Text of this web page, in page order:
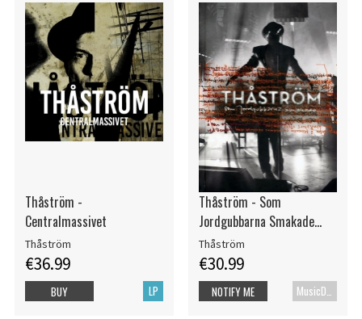
Thåström -
Centralmassivet
Thåström
€36.99
LP
BUY
Thåström - Som
Jordgubbarna Smakade...
Thåström
€30.99
NOTIFY ME